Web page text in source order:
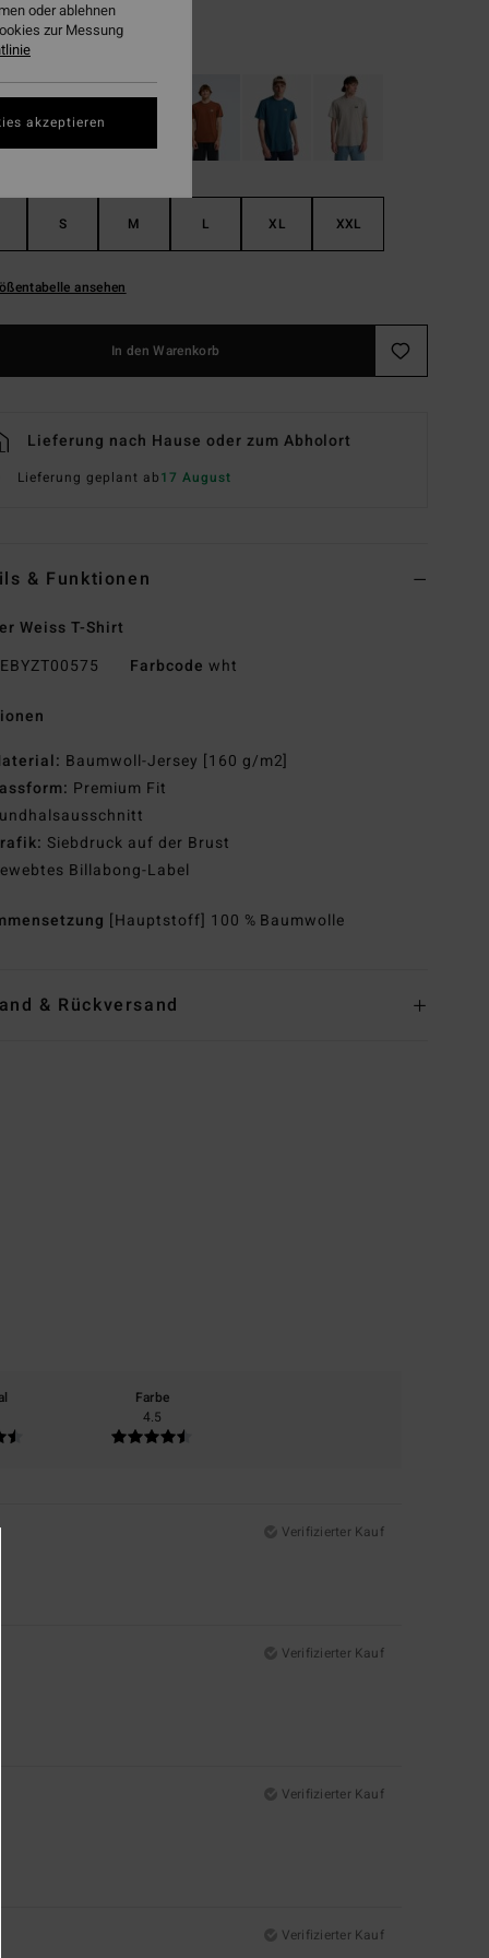
S M L XL XXL
ansehen
In den Warenkorb
Lieferung nach Hause oder zum Abholort
Lieferung geplant ab17 August
& Funktionen
Weiss T-Shirt
EBYZT00575 Farbcode wht
Baumwoll-Jersey [160 g/m2]
Premium Fit
Siebdruck auf der Brust
Billabong-Label
[Hauptstoff] 100 % Baumwolle
& Rückversand
Farbe
4.5
Verifizierter Kauf
Verifizierter Kauf
Verifizierter Kauf
Verifizierter Kauf
oder ablehnen
zur Messung
akzeptieren